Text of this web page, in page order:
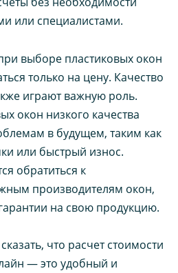
или специалистами.
выборе пластиковых окон
только на цену. Качество
играют важную роль.
окон низкого качества
в будущем, таким как
или быстрый износ.
обратиться к
производителям окон,
на свою продукцию.
что расчет стоимости
— это удобный и